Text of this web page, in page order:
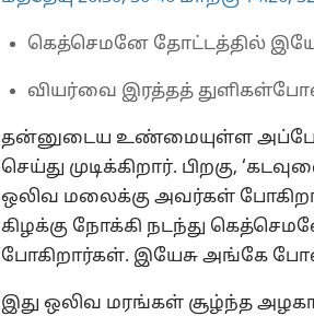
கெத்செமனே தோட்டத்தில்
வியர்வை இரத்தத் துளிகள்போல்
தன்னுடைய உண்மையுள்ள
செய்து முடிக்கிறார். பிறகு,
ஒலிவ மலைக்கு அவர்கள்
கிழக்கு நோக்கி நடந்து
போகிறார்கள். இயேசு அங்கே
இது ஒலிவ மரங்கள் சூழ்ந்த